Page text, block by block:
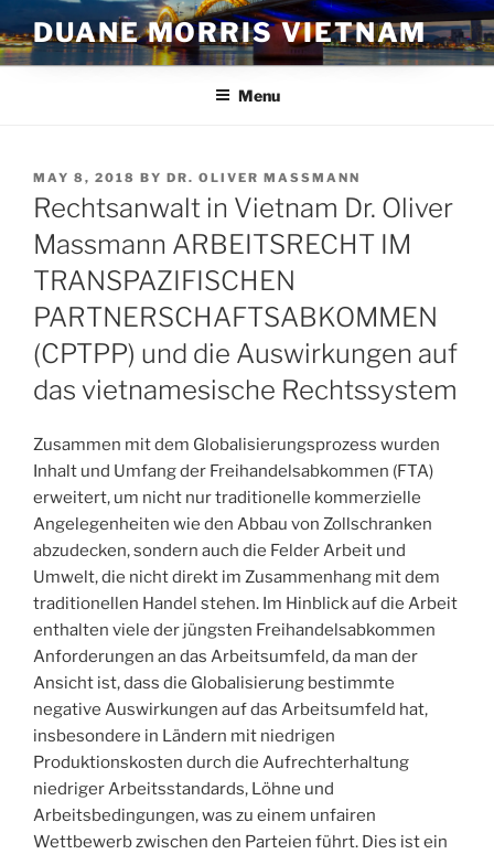
to
content
DUANE MORRIS VIETNAM
Menu
POSTED
ON
MAY 8, 2018 BY DR. OLIVER MASSMANN
Rechtsanwalt in Vietnam Dr. Oliver
Massmann ARBEITSRECHT IM
TRANSPAZIFISCHEN
PARTNERSCHAFTSABKOMMEN
(CPTPP) und die Auswirkungen auf
das vietnamesische Rechtssystem
Zusammen mit dem Globalisierungsprozess wurden
Inhalt und Umfang der Freihandelsabkommen (FTA)
erweitert, um nicht nur traditionelle kommerzielle
Angelegenheiten wie den Abbau von Zollschranken
abzudecken, sondern auch die Felder Arbeit und
Umwelt, die nicht direkt im Zusammenhang mit dem
traditionellen Handel stehen. Im Hinblick auf die Arbeit
enthalten viele der jüngsten Freihandelsabkommen
Anforderungen an das Arbeitsumfeld, da man der
Ansicht ist, dass die Globalisierung bestimmte
negative Auswirkungen auf das Arbeitsumfeld hat,
insbesondere in Ländern mit niedrigen
Produktionskosten durch die Aufrechterhaltung
niedriger Arbeitsstandards, Löhne und
Arbeitsbedingungen, was zu einem unfairen
Wettbewerb zwischen den Parteien führt. Dies ist ein